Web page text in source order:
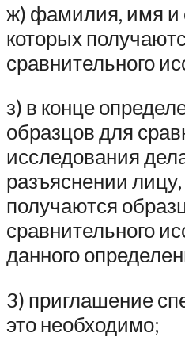
ж) фамилия, имя и
которых
сравнительного
з) в конце
образцов для
исследования
разъяснении лицу,
получаются
сравнительного
данного
3) приглашение
это необходимо;